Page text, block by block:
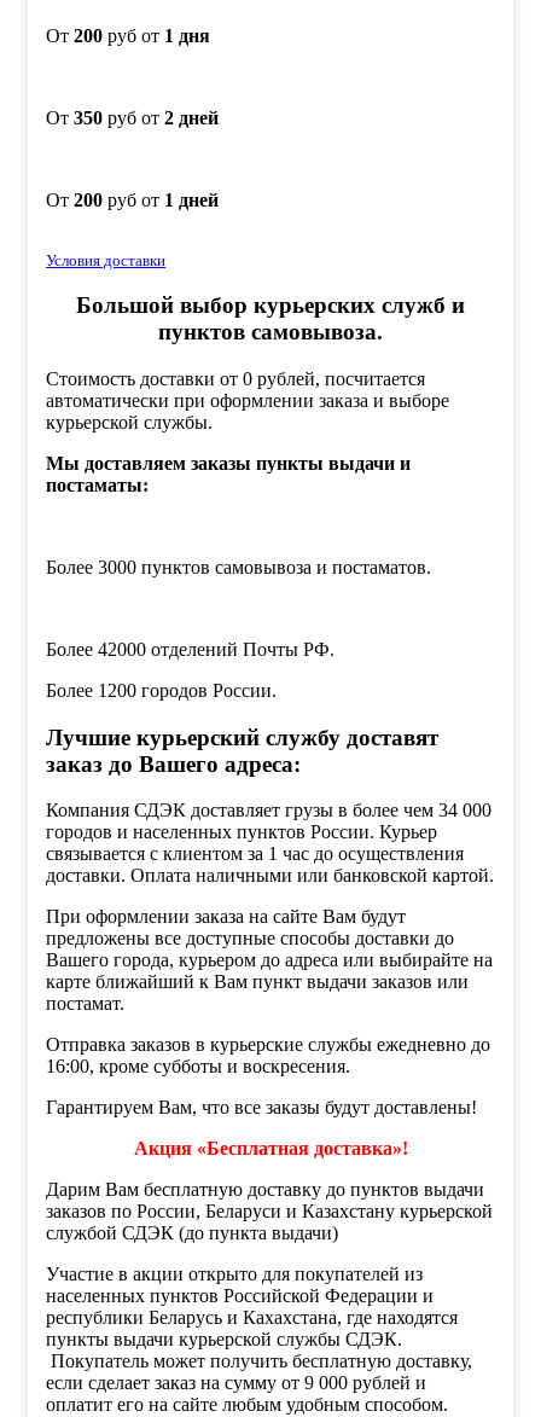
От 200 руб от 1 дня
От 350 руб от 2 дней
От 200 руб от 1 дней
Условия доставки
Большой выбор курьерских служб и
пунктов самовывоза.
Стоимость доставки от 0 рублей, посчитается
автоматически при оформлении заказа и выборе
курьерской службы.
Мы доставляем заказы пункты выдачи и
постаматы:
Более 3000 пунктов самовывоза и постаматов.
Более 42000 отделений Почты РФ.
Более 1200 городов России.
Лучшие курьерский службу доставят
заказ до Вашего адреса:
Компания СДЭК доставляет грузы в более чем 34 000
городов и населенных пунктов России. Курьер
связывается с клиентом за 1 час до осуществления
доставки. Оплата наличными или банковской картой.
При оформлении заказа на сайте Вам будут
предложены все доступные способы доставки до
Вашего города, курьером до адреса или выбирайте на
карте ближайший к Вам пункт выдачи заказов или
постамат.
Отправка заказов в курьерские службы ежедневно до
16:00, кроме субботы и воскресения.
Гарантируем Вам, что все заказы будут доставлены!
Акция «Бесплатная доставка»!
Дарим Вам бесплатную доставку до пунктов выдачи
заказов по России, Беларуси и Казахстану курьерской
службой СДЭК (до пункта выдачи)
Участие в акции открыто для покупателей из
населенных пунктов Российской Федерации и
республики Беларусь и Кахахстана, где находятся
пункты выдачи курьерской службы СДЭК.
Покупатель может получить бесплатную доставку,
если сделает заказ на сумму от 9 000 рублей и
оплатит его на сайте любым удобным способом.